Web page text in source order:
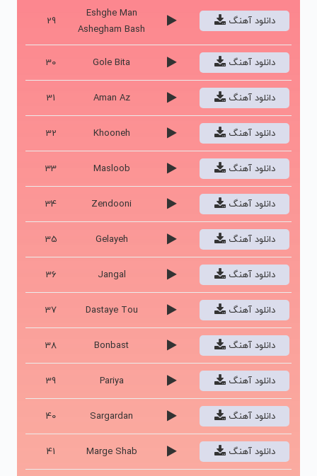
29
Eshghe Man
Ashegham Bash
دانلود آهنگ
30 Gole Bita دانلود آهنگ
31 Aman Az دانلود آهنگ
32 Khooneh دانلود آهنگ
33 Masloob دانلود آهنگ
34 Zendooni دانلود آهنگ
35 Gelayeh دانلود آهنگ
36 Jangal دانلود آهنگ
37 Dastaye Tou دانلود آهنگ
38 Bonbast دانلود آهنگ
39 Pariya دانلود آهنگ
40 Sargardan دانلود آهنگ
41 Marge Shab دانلود آهنگ